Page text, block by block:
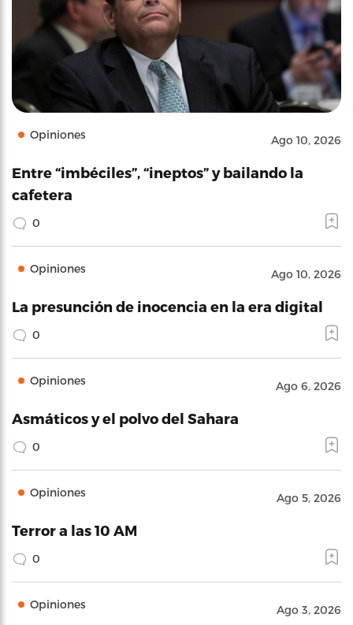
Opiniones Ago 10, 2026
Entre “imbéciles”, “ineptos” y bailando la
cafetera
0
Opiniones Ago 10, 2026
La presunción de inocencia en la era digital
0
Opiniones Ago 6, 2026
Asmáticos y el polvo del Sahara
0
Opiniones Ago 5, 2026
Terror a las 10 AM
0
Opiniones Ago 3, 2026